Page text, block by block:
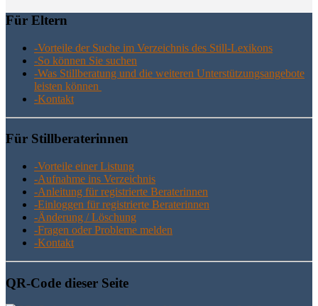
Für Eltern
-Vor­tei­le der Suche im Ver­zeich­nis des Still-Lexikons
-So kön­nen Sie suchen
-Was Still­be­ra­tung und die wei­te­ren Unter­stüt­zungs­an­ge­bo­te
leis­ten können
-Kon­takt
Für Still­be­ra­te­rin­nen
-Vor­tei­le einer Listung
-Auf­nah­me ins Verzeichnis
-Anlei­tung für regis­trier­te Beraterinnen
-Ein­log­gen für regis­trier­te Beraterinnen
-Ände­rung / Löschung
-Fra­gen oder Pro­ble­me melden
-Kon­takt
QR-Code die­ser Seite